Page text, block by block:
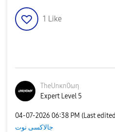
1 Like
TheUnκn0ωη
Expert Level 5
‎04-07-2026 06:38 PM (Last edited
جالاكسى نوت